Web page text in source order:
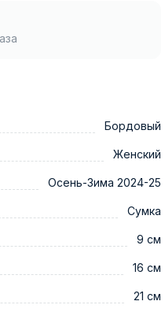
Бордовый
Женский
Осень-Зима 2024-25
Сумка
9 см
16 см
21 см